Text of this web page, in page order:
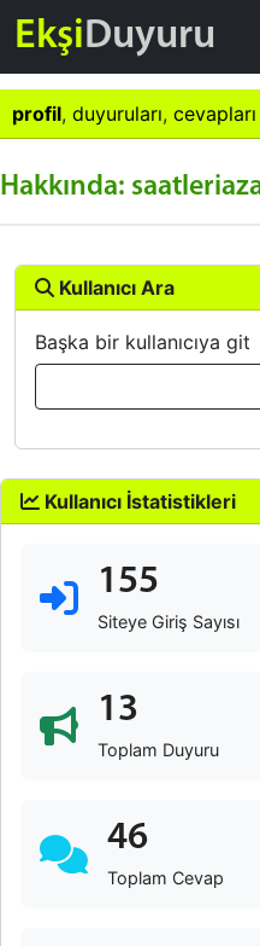
EkşiDuyuru
profil, duyuruları, cevapları
Hakkında:
Kullanıcı Ara
Başka bir kullanıcıya git
Kullanıcı İstatistikleri
155
Siteye Giriş Sayısı
13
Toplam Duyuru
46
Toplam Cevap